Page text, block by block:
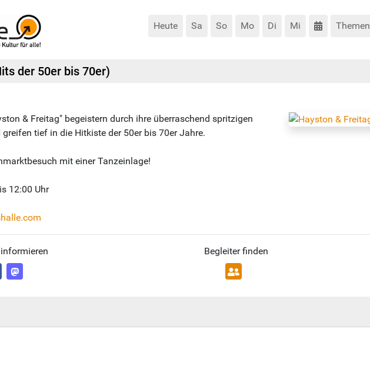
Heute Sa So Mo Di Mi Themen
der 50er bis 70er)
& Freitag" begeistern durch ihre überraschend spritzigen
tief in die Hitkiste der 50er bis 70er Jahre.
mit einer Tanzeinlage!
12:00 Uhr
Begleiter finden